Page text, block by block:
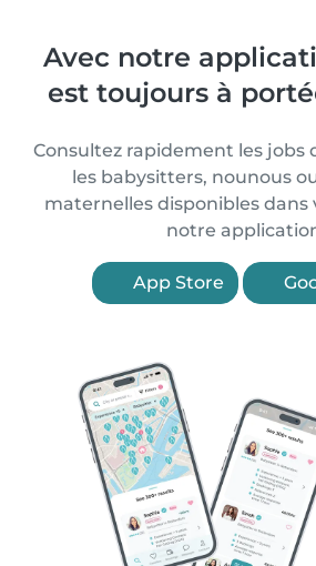
Avec notre
est toujours à
Consultez rapidement les jobs
les babysitters, nounous
maternelles disponibles dans
notre
App Store